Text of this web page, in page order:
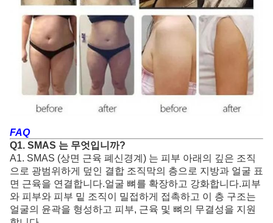
FAQ
Q1. SMAS 는 무엇입니까?
A1. SMAS (상면 근육 폐신경계) 는 피부 아래의 깊은 조직
으로 광범위하게 덮인 결합 조직막의 층으로 지방과 얼굴 표
면 근육을 연결합니다.얼굴 뼈를 확장하고 강화합니다.피부
와 피부와 피부 밑 조직이 밀접하게 접촉하고 이 층 구조는
얼굴의 윤곽을 형성하고 피부, 근육 및 뼈의 무결성을 지원